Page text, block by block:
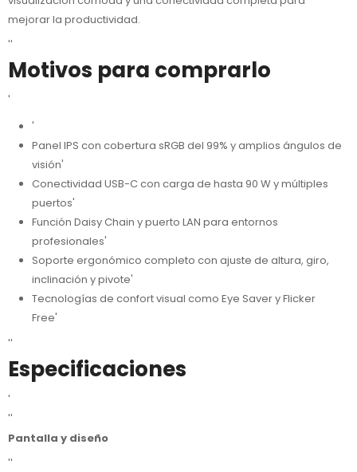
mejorar la productividad.
''
Motivos para comprarlo
'
'
Panel IPS con cobertura sRGB del 99% y amplios ángulos de
visión'
Conectividad USB-C con carga de hasta 90 W y múltiples
puertos'
Función Daisy Chain y puerto LAN para entornos
profesionales'
Soporte ergonómico completo con ajuste de altura, giro,
inclinación y pivote'
Tecnologías de confort visual como Eye Saver y Flicker
Free'
''
Especificaciones
'
''
Pantalla y diseño
''